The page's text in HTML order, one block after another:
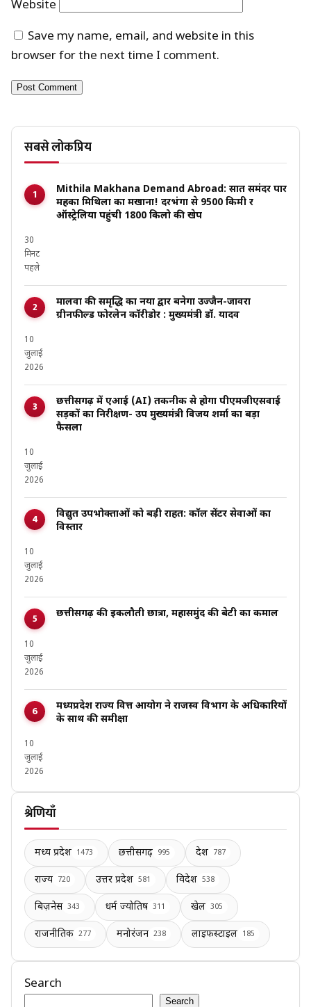
Website
Save my name, email, and website in this
browser for the next time I comment.
सबसे लोकप्रिय
Mithila Makhana Demand Abroad: सात समंदर पार
महका मिथिला का मखाना! दरभंगा से 9500 किमी दूर
ऑस्ट्रेलिया पहुंची 1800 किलो की खेप
30
मिनट
पहले
मालवा की समृद्धि का नया द्वार बनेगा उज्जैन-जावरा
ग्रीनफील्ड फोरलेन कॉरीडोर : मुख्यमंत्री डॉ. यादव
10
जुलाई
2026
छत्तीसगढ़ में एआई (AI) तकनीक से होगा पीएमजीएसवाई
सड़कों का निरीक्षण- उप मुख्यमंत्री विजय शर्मा का बड़ा
फैसला
10
जुलाई
2026
विद्युत उपभोक्ताओं को बड़ी राहत: कॉल सेंटर सेवाओं का
विस्तार
10
जुलाई
2026
छत्तीसगढ़ की इकलौती छात्रा, महासमुंद की बेटी का कमाल
10
जुलाई
2026
मध्यप्रदेश राज्य वित्त आयोग ने राजस्व विभाग के अधिकारियों
के साथ की समीक्षा
10
जुलाई
2026
श्रेणियाँ
मध्य प्रदेश 1473 छत्तीसगढ़ 995 देश 787
राज्य 720 उत्तर प्रदेश 581 विदेश 538
बिज़नेस 343 धर्म ज्योतिष 311 खेल 305
राजनीतिक 277 मनोरंजन 238 लाइफस्टाइल 185
Search
Search